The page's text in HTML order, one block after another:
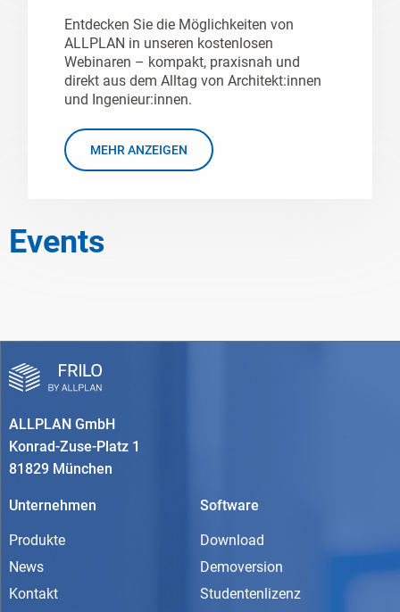
Entdecken Sie die Möglichkeiten von
ALLPLAN in unseren kostenlosen
Webinaren – kompakt, praxisnah und
direkt aus dem Alltag von Architekt:innen
und Ingenieur:innen.
MEHR ANZEIGEN
Events
ALLPLAN GmbH
Konrad-Zuse-Platz 1
81829 München
Unternehmen
Produkte
News
Kontakt
Software
Download
Demoversion
Studentenlizenz